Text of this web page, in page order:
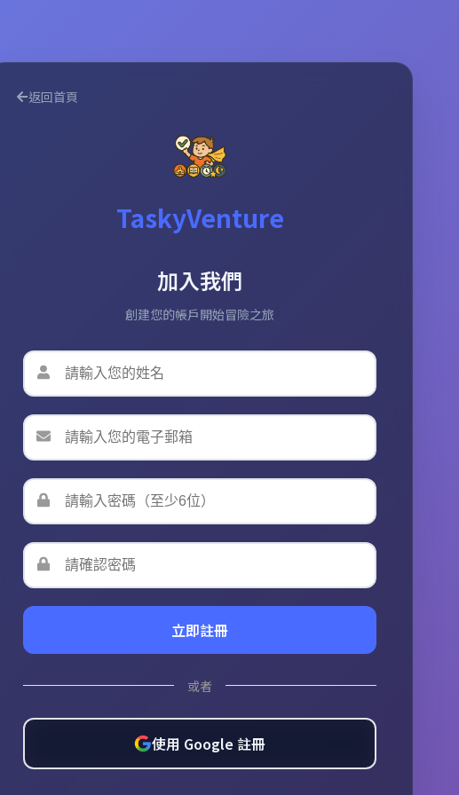
返回首頁
TaskyVenture
加入我們
創建您的帳戶開始冒險之旅
立即註冊
或者
使用 Google 註冊